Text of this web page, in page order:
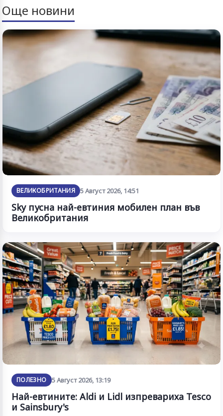
Още новини
ВЕЛИКОБРИТАНИЯ 5 Август 2026, 14:51
Sky пусна най-евтиния мобилен план във
Великобритания
ПОЛЕЗНО 5 Август 2026, 13:19
Най-евтините: Aldi и Lidl изпревариха Tesco
и Sainsbury's